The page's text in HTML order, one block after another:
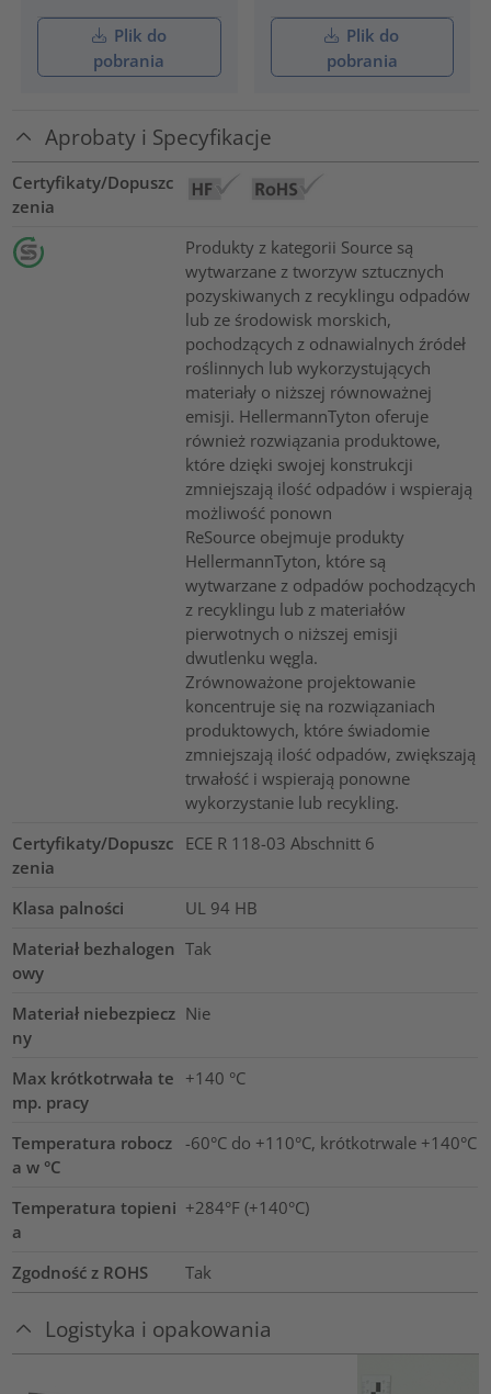
Plik do
pobrania
Plik do
pobrania
Aprobaty i Specyfikacje
Certyfikaty/Dopuszc
zenia
Produkty z kategorii Source są
wytwarzane z tworzyw sztucznych
pozyskiwanych z recyklingu odpadów
lub ze środowisk morskich,
pochodzących z odnawialnych źródeł
roślinnych lub wykorzystujących
materiały o niższej równoważnej
emisji. HellermannTyton oferuje
również rozwiązania produktowe,
które dzięki swojej konstrukcji
zmniejszają ilość odpadów i wspierają
możliwość ponown
ReSource obejmuje produkty
HellermannTyton, które są
wytwarzane z odpadów pochodzących
z recyklingu lub z materiałów
pierwotnych o niższej emisji
dwutlenku węgla.
Zrównoważone projektowanie
koncentruje się na rozwiązaniach
produktowych, które świadomie
zmniejszają ilość odpadów, zwiększają
trwałość i wspierają ponowne
wykorzystanie lub recykling.
Certyfikaty/Dopuszc
zenia
ECE R 118-03 Abschnitt 6
Klasa palności
UL 94 HB
Materiał bezhalogen
owy
Tak
Materiał niebezpiecz
ny
Nie
Max krótkotrwała te
mp. pracy
+140 °C
Temperatura robocz
a w °C
-60°C do +110°C, krótkotrwale +140°C
Temperatura topieni
a
+284°F (+140°C)
Zgodność z ROHS Tak
Logistyka i opakowania